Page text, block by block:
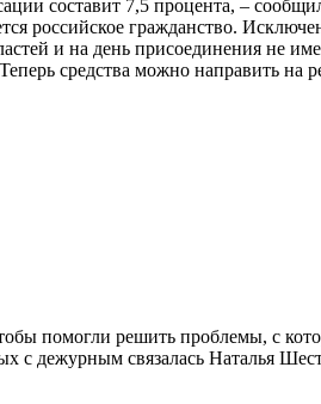
составит 7,5 процента, –
российское гражданство.
и на день присоединения не
средства можно направить
помогли решить проблемы, с
дежурным связалась Наталья